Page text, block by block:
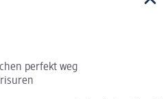
perfekt weg